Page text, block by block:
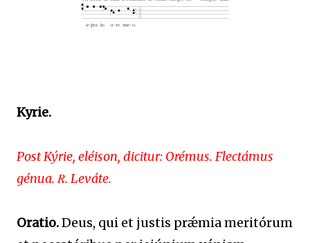
Kyrie.
Post Kýrie, eléison, dicitur: Orémus. Flectámus
génua. ℞. Leváte.
Oratio.Deus, qui et justis prǽmia meritórum